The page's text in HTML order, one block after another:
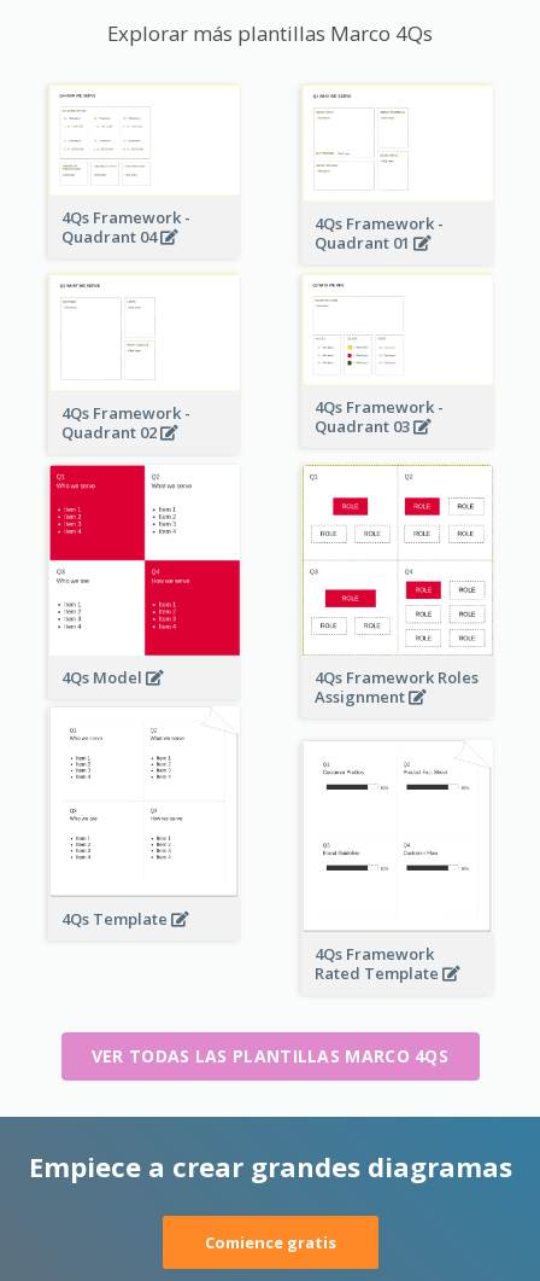
Explorar más plantillas Marco 4Qs
4Qs Framework -
Quadrant 04
4Qs Framework -
Quadrant 01
4Qs Framework -
Quadrant 02
4Qs Framework -
Quadrant 03
4Qs Model
4Qs Framework Roles
Assignment
4Qs Template
4Qs Framework
Rated Template
VER TODAS LAS PLANTILLAS MARCO 4QS
Empiece a crear grandes diagramas
Comience gratis